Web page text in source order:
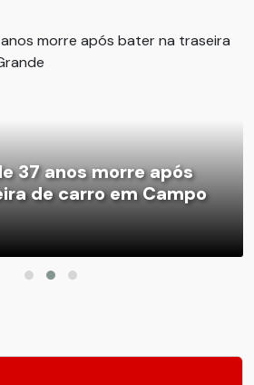
37 anos morre após
de carro em Campo